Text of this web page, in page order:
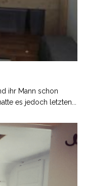
ihr Mann schon
es jedoch letzten...